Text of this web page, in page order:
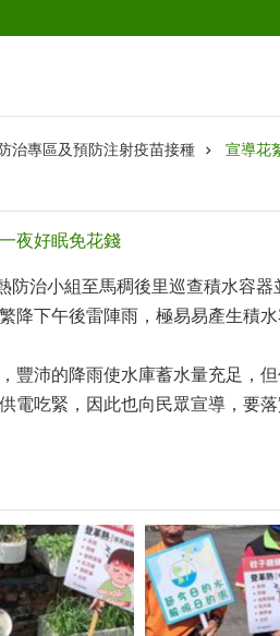
治專區及預防注射疫苗接種 宣導花
夜好眠免花錢
防治小組至馬稠後里巡查積水容
降下午後雷陣雨，極易易產生積
豐沛的降雨使水庫蓄水量充足，
電吃緊，因此也向民眾宣導，要